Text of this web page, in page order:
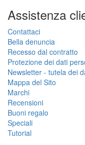
Assistenza
Contattaci
Bella denuncia
Recesso dal contratto
Protezione dei dati
Newsletter - tutela dei
Mappa del Sito
Marchi
Recensioni
Buoni regalo
Speciali
Tutorial